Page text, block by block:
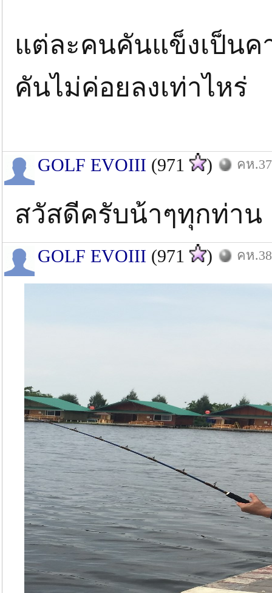
แต่ละคนคันแข็งเป็นค
คันไม่ค่อยลงเท่าไหร่
GOLF EVOIII (971 ) คห
สวัสดีครับน้าๆทุกท่าน
GOLF EVOIII (971 ) คห